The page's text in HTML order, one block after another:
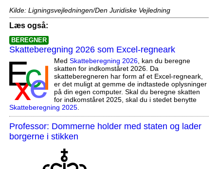
Kilde: Ligningsvejledningen/Den Juridiske Vejledning
Læs også:
BEREGNER
Skatteberegning 2026 som Excel-regneark
Med Skatteberegning 2026, kan du beregne
skatten for indkomståret 2026. Da
skatteberegneren har form af et Excel-regneark,
er det muligt at gemme de indtastede oplysninger
på din egen computer. Skal du beregne skatten
for indkomståret 2025, skal du i stedet benytte
Skatteberegning 2025.
Professor: Dommerne holder med staten og lader
borgerne i stikken